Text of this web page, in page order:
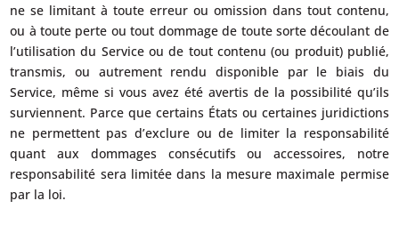
ne se limitant à toute erreur ou omission dans tout contenu,
ou à toute perte ou tout dommage de toute sorte découlant de
l’utilisation du Service ou de tout contenu (ou produit) publié,
transmis, ou autrement rendu disponible par le biais du
Service, même si vous avez été avertis de la possibilité qu’ils
surviennent. Parce que certains États ou certaines juridictions
ne permettent pas d’exclure ou de limiter la responsabilité
quant aux dommages consécutifs ou accessoires, notre
responsabilité sera limitée dans la mesure maximale permise
par la loi.